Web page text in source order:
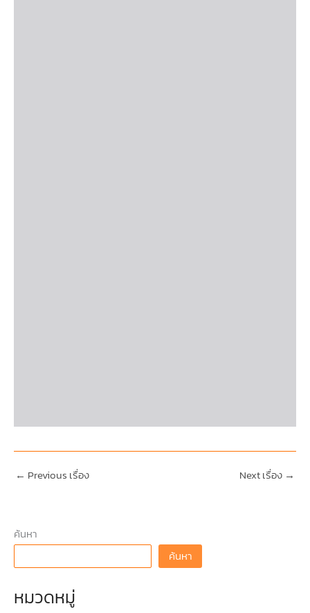
← Previous เรื่อง Next เรื่อง →
ค้นหา
ค้นหา
หมวดหมู่